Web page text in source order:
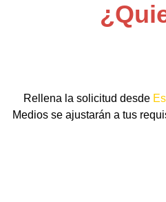
Rellena la solicitud desde
Medios se ajustarán a tus